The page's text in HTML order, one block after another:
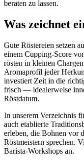
beraten zu lassen.
Was zeichnet
Gute Röstereien setzen
einem Cupping-Score
rösten in kleinen
Aromaprofil jeder
investiert Zeit in die
frisch — idealerweise
Röstdatum.
In unserem Verzeichnis
auch etablierte
erleben, die Bohnen vor
Röstmeistern sprechen.
Barista-Workshops an.